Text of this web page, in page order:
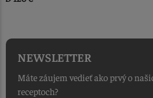
OD PRIJATIA
NEWSLETTER
Máte záujem vedieť ako prvý o
receptoch?